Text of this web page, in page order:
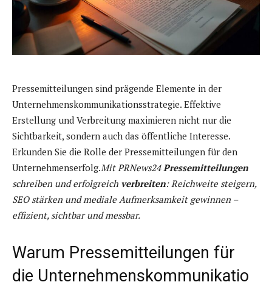
Pressemitteilungen sind prägende Elemente in der
Unternehmenskommunikationsstrategie. Effektive
Erstellung und Verbreitung maximieren nicht nur die
Sichtbarkeit, sondern auch das öffentliche Interesse.
Erkunden Sie die Rolle der Pressemitteilungen für den
Unternehmenserfolg.Mit PRNews24Pressemitteilungen
schreiben und erfolgreich verbreiten: Reichweite steigern,
SEO stärken und mediale Aufmerksamkeit gewinnen –
effizient, sichtbar und messbar.
Warum Pressemitteilungen für
die Unternehmenskommunikatio